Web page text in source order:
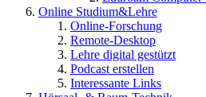
Online Studium&Lehre
Online-Forschung
Remote-Desktop
Lehre digital gestützt
Podcast erstellen
Interessante Links